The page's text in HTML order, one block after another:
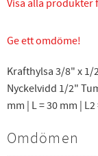
Visa alla produkter
Ge ett omdöme!
Krafthylsa 3/8" x 1/
Nyckelvidd 1/2"
mm | L = 30 mm |
Omdömen